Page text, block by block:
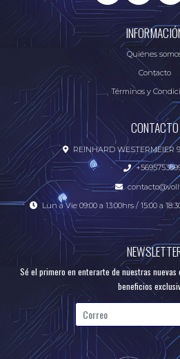
Quiénes
Contacto
Términos y
CONTACTO
REINHARD WESTERMEIER
Lun a Vie 09:00 a 13:00hrs / 15:00 a
Sé el primero en enterarte de nuestras
beneficios